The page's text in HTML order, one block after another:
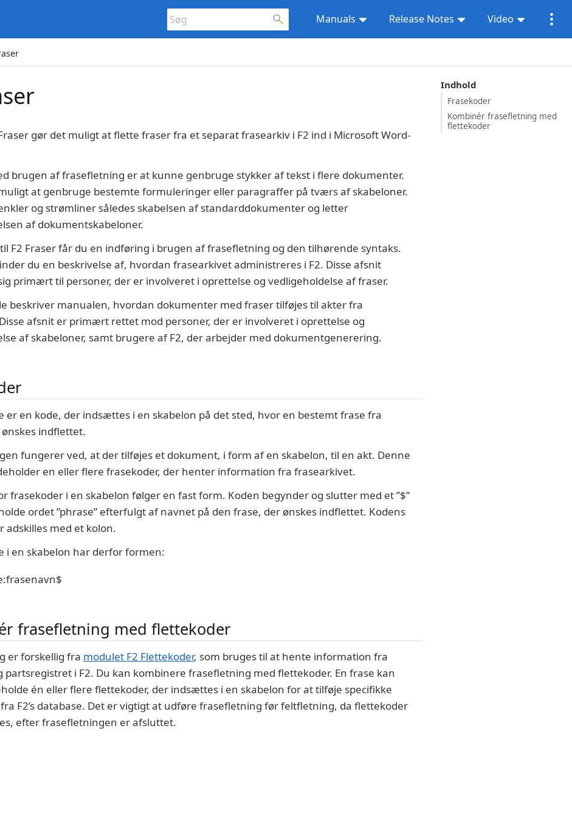
Manuals Release Notes Video
Indhold
Frasekoder
Kombinér frasefletning med
flettekoder
gør det muligt at flette fraser fra et separat frasearkiv i F2 ind i Microsoft Word-
brugen af frasefletning er at kunne genbruge stykker af tekst i flere dokumenter.
at genbruge bestemte formuleringer eller paragraffer på tværs af skabeloner.
og strømliner således skabelsen af standarddokumenter og letter
af dokumentskabeloner.
F2 Fraser får du en indføring i brugen af frasefletning og den tilhørende syntaks.
du en beskrivelse af, hvordan frasearkivet administreres i F2. Disse afsnit
primært til personer, der er involveret i oprettelse og vedligeholdelse af fraser.
beskriver manualen, hvordan dokumenter med fraser tilføjes til akter fra
afsnit er primært rettet mod personer, der er involveret i oprettelse og
af skabeloner, samt brugere af F2, der arbejder med dokumentgenerering.
er en kode, der indsættes i en skabelon på det sted, hvor en bestemt frase fra
indflettet.
fungerer ved, at der tilføjes et dokument, i form af en skabelon, til en akt. Denne
en eller flere frasekoder, der henter information fra frasearkivet.
frasekoder i en skabelon følger en fast form. Koden begynder og slutter med et ”$”
ordet ”phrase” efterfulgt af navnet på den frase, der ønskes indflettet. Kodens
adskilles med et kolon.
i en skabelon har derfor formen:
frasefletning med flettekoder
er forskellig fra modulet F2 Flettekoder, som bruges til at hente information fra
partsregistret i F2. Du kan kombinere frasefletning med flettekoder. En frase kan
én eller flere flettekoder, der indsættes i en skabelon for at tilføje specifikke
F2’s database. Det er vigtigt at udføre frasefletning før feltfletning, da flettekoder
efter frasefletningen er afsluttet.